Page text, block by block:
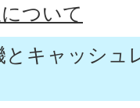
ついて
とキャッシュ